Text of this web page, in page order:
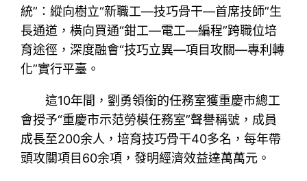
統”：縱向樹立“新職工—技巧骨干—首席技師”生
長通道，橫向買通“鉗工—電工—編程”跨職位培
育途徑，深度融會“技巧立異—項目攻關—專利轉
化”實行平臺。
這10年間，劉勇領銜的任務室獲重慶市總工
會授予“重慶市示范勞模任務室”聲譽稱號，成員
成長至200余人，培育技巧骨干40多名，每年帶
頭攻關項目60余項，發明經濟效益達萬萬元。